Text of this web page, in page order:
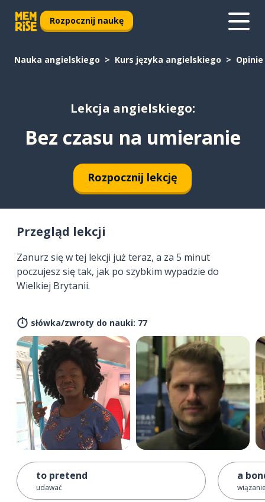
Rozpocznij naukę
Nauka angielskiego Kurs języka angielskiego Opinie
Lekcja angielskiego:
Bez czasu na umieranie
Rozpocznij lekcję
Przegląd lekcji
Zanurz się w tej lekcji już teraz, a za 5 minut
poczujesz się tak, jak po szybkim wypadzie do
Wielkiej Brytanii.
słówka/zwroty do nauki: 77
to pretend
udawać
a